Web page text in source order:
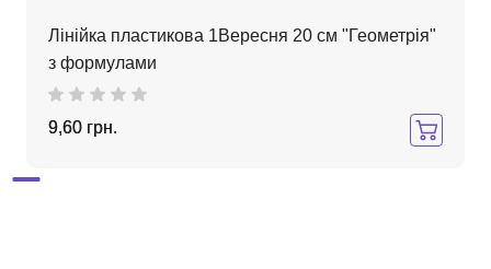
Лінійка пластикова 1Вересня 20 см "Геометрія"
з формулами
9,60 грн.